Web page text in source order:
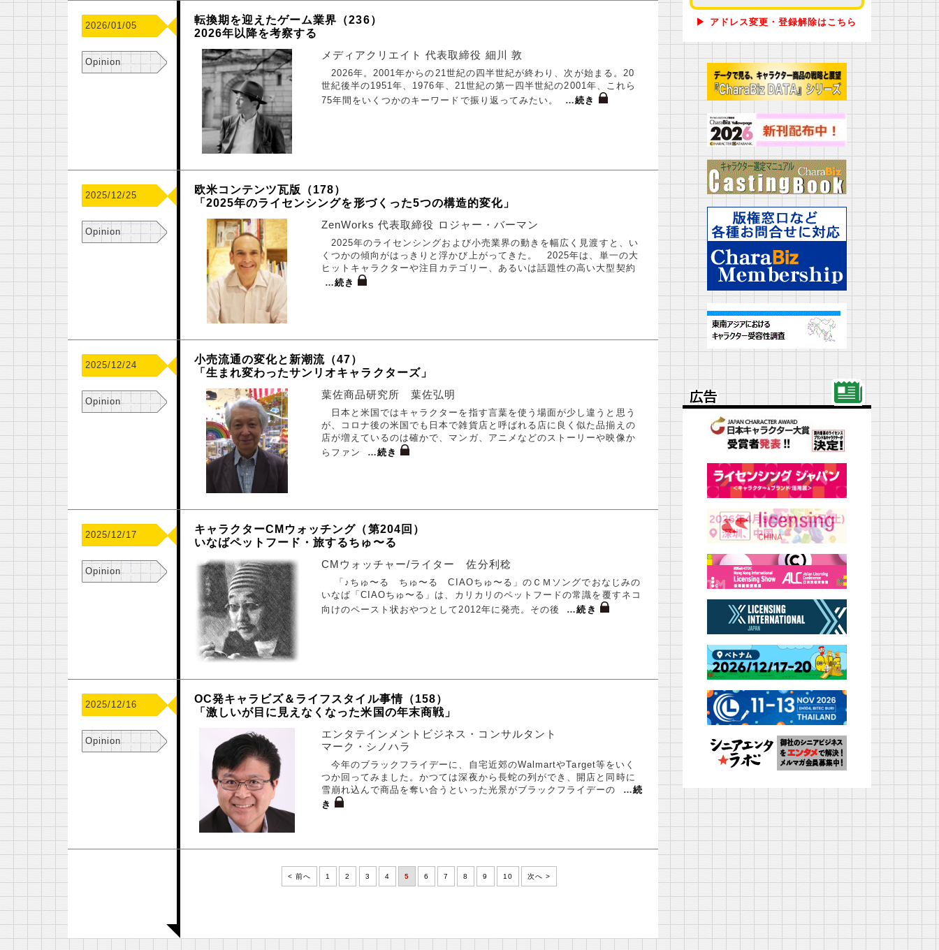
2026/01/05
Opinion
転換期を迎えたゲーム業界（236）
2026年以降を考察する
メディアクリエイト 代表取締役 細川 敦
2026年。2001年からの21世紀の四半世紀が終わり、次が始まる。20
世紀後半の1951年、1976年、21世紀の第一四半世紀の2001年、これら
75年間をいくつかのキーワードで振り返ってみたい。
…続き
2025/12/25
Opinion
欧米コンテンツ瓦版（178）
「2025年のライセンシングを形づくった5つの構造的変化」
ZenWorks 代表取締役 ロジャー・バーマン
2025年のライセンシングおよび小売業界の動きを幅広く見渡すと、い
くつかの傾向がはっきりと浮かび上がってきた。 2025年は、単一の大
ヒットキャラクターや注目カテゴリー、あるいは話題性の高い大型契約
…続き
2025/12/24
Opinion
小売流通の変化と新潮流（47）
「生まれ変わったサンリオキャラクターズ」
葉佐商品研究所 葉佐弘明
日本と米国ではキャラクターを指す言葉を使う場面が少し違うと思う
が、コロナ後の米国でも日本で雑貨店と呼ばれる店に良く似た品揃えの
店が増えているのは確かで、マンガ、アニメなどのストーリーや映像か
らファン
…続き
2025/12/17
Opinion
キャラクターCMウォッチング（第204回）
いなばペットフード・旅するちゅ〜る
CMウォッチャー/ライター 佐分利稔
「♪ちゅ〜る ちゅ〜る CIAOちゅ〜る」のＣＭソングでおなじみの
いなば「CIAOちゅ〜る」は、カリカリのペットフードの常識を覆すネコ
向けのペースト状おやつとして2012年に発売。その後
…続き
2025/12/16
Opinion
OC発キャラビズ＆ライフスタイル事情（158）
「激しいが目に見えなくなった米国の年末商戦」
エンタテインメントビジネス・コンサルタント
マーク・シノハラ
今年のブラックフライデーに、自宅近郊のWalmartやTarget等をいく
つか回ってみました。かつては深夜から長蛇の列ができ、開店と同時に
雪崩れ込んで商品を奪い合うといった光景がブラックフライデーの
…続
き
< 前へ 1 2 3 4 5 6 7 8 9 10 次へ >
▶ アドレス変更・登録解除はこちら
広告
広告